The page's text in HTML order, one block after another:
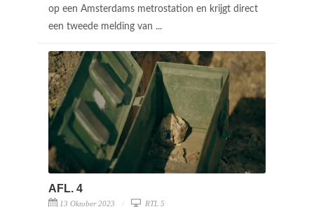
op een Amsterdams metrostation en krijgt direct
een tweede melding van ...
AFL. 4
13 Oktober 2023 RTL 5